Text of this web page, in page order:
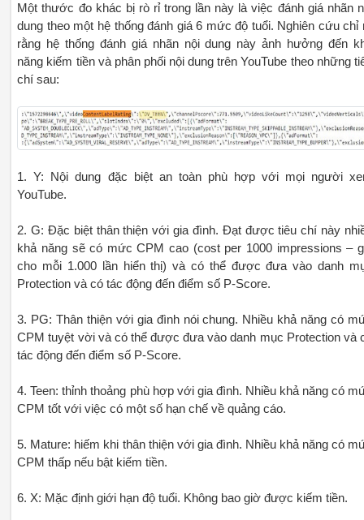
Một thước đo khác bị rò rỉ trong lần này là việc đánh giá nhãn
dung theo một hệ thống đánh giá 6 mức độ tuổi. Nghiên cứu chỉ
rằng hệ thống đánh giá nhãn nội dung này ảnh hưởng đến
năng kiếm tiền và phân phối nội dung trên YouTube theo những
chí sau:
1. Y: Nội dung đặc biệt an toàn phù hợp với mọi người
YouTube.
2. G: Đặc biệt thân thiện với gia đình. Đạt được tiêu chí này
khả năng sẽ có mức CPM cao (cost per 1000 impressions –
cho mỗi 1.000 lần hiển thị) và có thể được đưa vào danh
Protection và có tác động đến điểm số P-Score.
3. PG: Thân thiện với gia đình nói chung. Nhiều khả năng có
CPM tuyệt vời và có thể được đưa vào danh mục Protection và
tác động đến điểm số P-Score.
4. Teen: thỉnh thoảng phù hợp với gia đình. Nhiều khả năng có
CPM tốt với việc có một số hạn chế về quảng cáo.
5. Mature: hiếm khi thân thiện với gia đình. Nhiều khả năng có
CPM thấp nếu bật kiếm tiền.
6. X: Mặc định giới hạn độ tuổi. Không bao giờ được kiếm tiền.